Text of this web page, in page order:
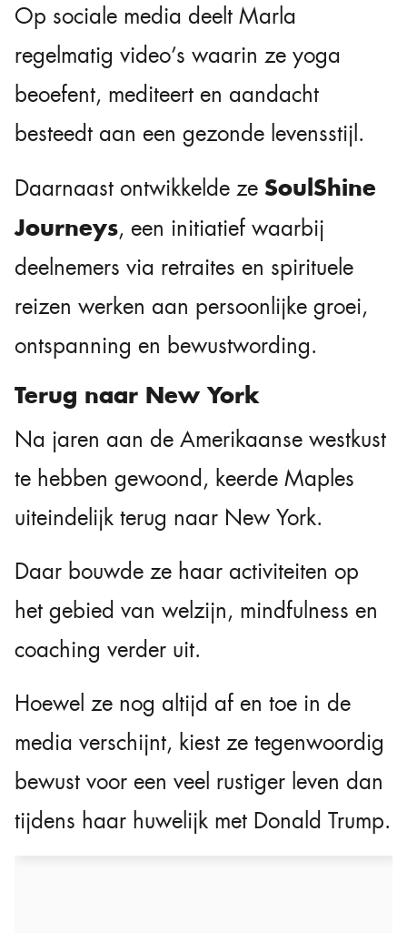
Op sociale media deelt Marla
regelmatig video’s waarin ze yoga
beoefent, mediteert en aandacht
besteedt aan een gezonde levensstijl.
Daarnaast ontwikkelde ze SoulShine
Journeys, een initiatief waarbij
deelnemers via retraites en spirituele
reizen werken aan persoonlijke groei,
ontspanning en bewustwording.
Terug naar New York
Na jaren aan de Amerikaanse westkust
te hebben gewoond, keerde Maples
uiteindelijk terug naar New York.
Daar bouwde ze haar activiteiten op
het gebied van welzijn, mindfulness en
coaching verder uit.
Hoewel ze nog altijd af en toe in de
media verschijnt, kiest ze tegenwoordig
bewust voor een veel rustiger leven dan
tijdens haar huwelijk met Donald Trump.